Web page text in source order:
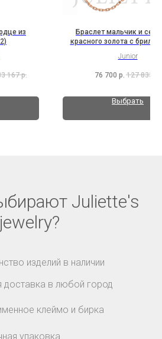
из
167 р.
Браслет мальчик и
красного золота с
Junior
76 700 р. 127 833
Выбрать
Juliette's
jewelry?
изделий в наличии
доставка в любой город
упаковка
клеймо и бирка